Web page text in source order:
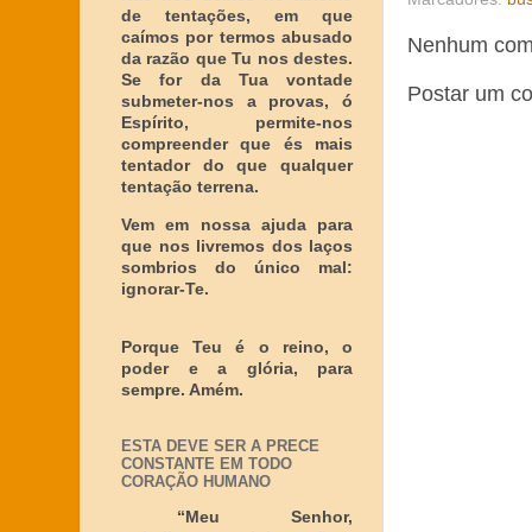
Nenhum
Postar um
de tentações, em que
caímos por termos abusado
da razão que Tu nos destes.
Se for da Tua vontade
submeter-nos a provas, ó
Espírito, permite-nos
compreender que és mais
tentador do que qualquer
tentação terrena.
Vem em nossa ajuda para
que nos livremos dos laços
sombrios do único mal:
ignorar-Te.
Porque Teu é o reino, o
poder e a glória, para
sempre. Amém.
ESTA DEVE SER A PRECE
CONSTANTE EM TODO
CORAÇÃO HUMANO
“Meu Senhor,